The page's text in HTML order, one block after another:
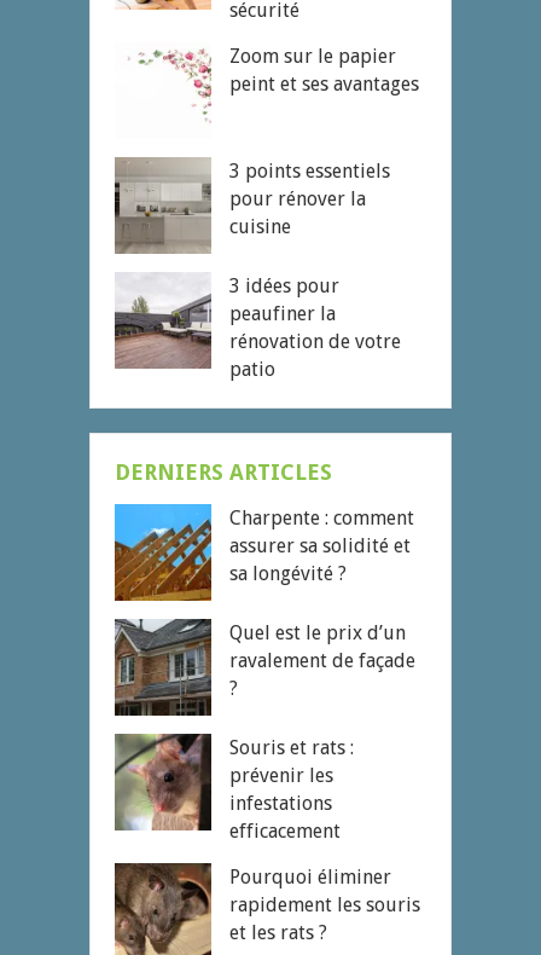
sécurité
Zoom sur le papier
peint et ses avantages
3 points essentiels
pour rénover la
cuisine
3 idées pour
peaufiner la
rénovation de votre
patio
DERNIERS ARTICLES
Charpente : comment
assurer sa solidité et
sa longévité ?
Quel est le prix d’un
ravalement de façade
?
Souris et rats :
prévenir les
infestations
efficacement
Pourquoi éliminer
rapidement les souris
et les rats ?